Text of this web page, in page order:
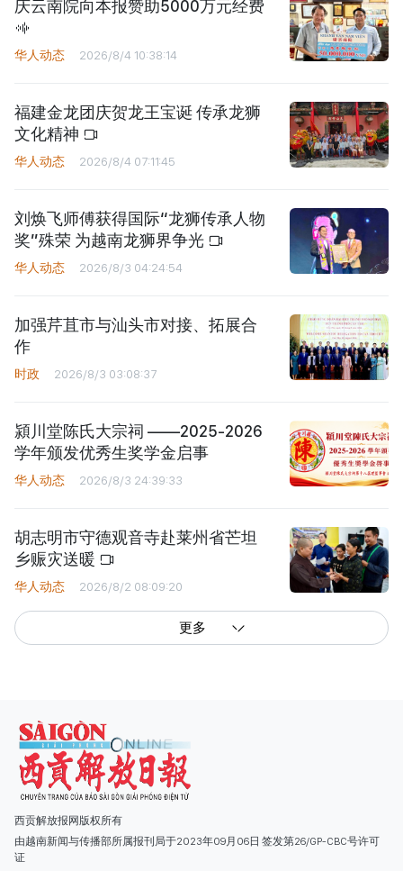
庆云南院向本报赞助5000万元经费
华人动态 2026/8/4 10:38:14
福建金龙团庆贺龙王宝诞 传承龙狮
文化精神
华人动态 2026/8/4 07:11:45
刘焕飞师傅获得国际“龙狮传承人物
奖”殊荣 为越南龙狮界争光
华人动态 2026/8/3 04:24:54
加强芹苴市与汕头市对接、拓展合
作
时政 2026/8/3 03:08:37
潁川堂陈氏大宗祠 ——2025-2026
学年颁发优秀生奖学金启事
华人动态 2026/8/3 24:39:33
胡志明市守德观音寺赴莱州省芒坦
乡赈灾送暖
华人动态 2026/8/2 08:09:20
更多